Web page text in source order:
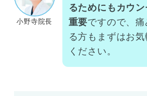
小野寺院長
るためにもカウ
重要ですので、
る方もまずはお
ください。